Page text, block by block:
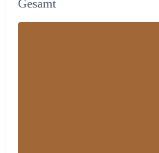
Gesamt